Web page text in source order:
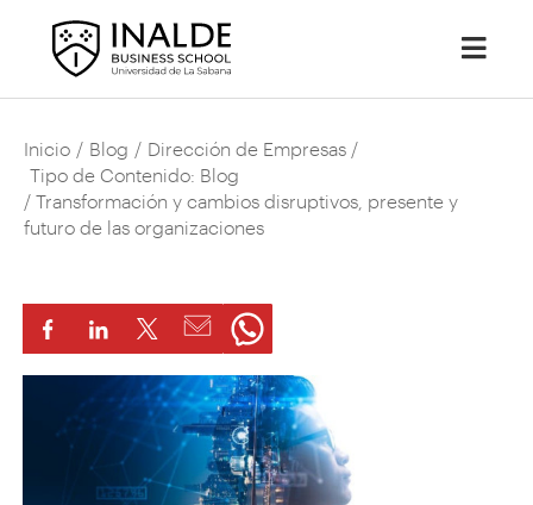
Inicio / Blog / Dirección de Empresas /
Tipo de Contenido: Blog
/ Transformación y cambios disruptivos, presente y
futuro de las organizaciones